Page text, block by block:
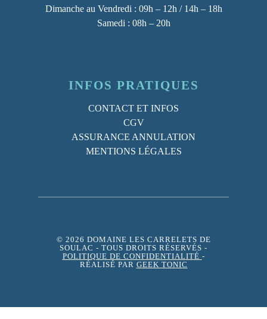
Dimanche au Vendredi : 09h – 12h / 14h – 18h
Samedi : 08h – 20h
INFOS PRATIQUES
CONTACT ET INFOS
CGV
ASSURANCE ANNULATION
MENTIONS LÉGALES
© 2026 DOMAINE LES CARRELETS DE
SOULAC - TOUS DROITS RÉSERVÉS -
POLITIQUE DE CONFIDENTIALITÉ -
RÉALISÉ PAR GEEK TONIC